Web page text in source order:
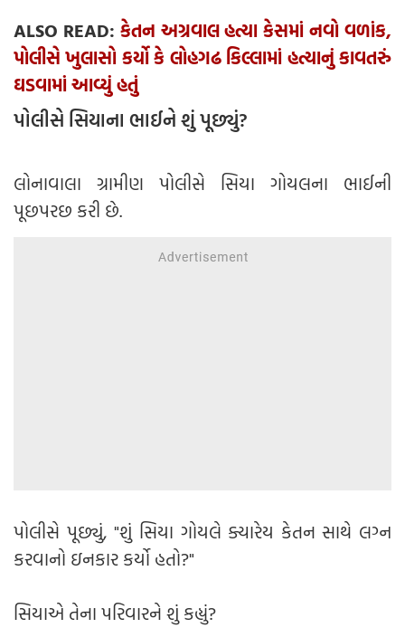
ALSO READ: કેતન અગ્રવાલ હત્યા કેસમાં નવો વળાંક,
પોલીસે ખુલાસો કર્યો કે લોહગઢ કિલ્લામાં હત્યાનું કાવતરું
ઘડવામાં આવ્યું હતું
પોલીસે સિયાના ભાઈને શું પૂછ્યું?
લોનાવાલા ગ્રામીણ પોલીસે સિયા ગોયલના ભાઈની
પૂછપરછ કરી છે.
પોલીસે પૂછ્યું, "શું સિયા ગોયલે ક્યારેય કેતન સાથે લગ્ન
કરવાનો ઇનકાર કર્યો હતો?"
સિયાએ તેના પરિવારને શું કહ્યું?